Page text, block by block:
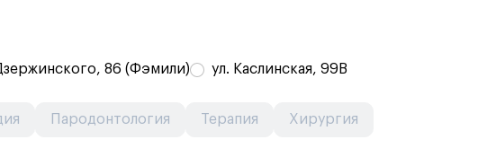
86 (Фэмили)
ул. Каслинская, 99В
Пародонтология Терапия Хирургия